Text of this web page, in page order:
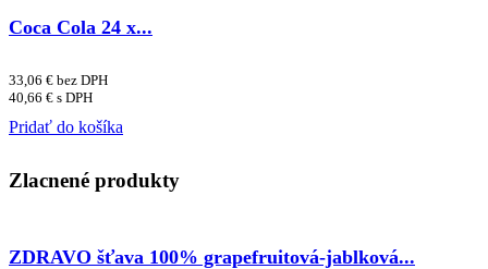
Coca Cola 24 x...
33,06 € bez DPH
40,66 € s DPH
Pridať do košíka
Zlacnené produkty
ZDRAVO šťava 100% grapefruitová-jablková...